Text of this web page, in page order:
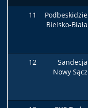
11
Podbeskidzie
Bielsko-Biała
12
Sandecja
Nowy Sącz